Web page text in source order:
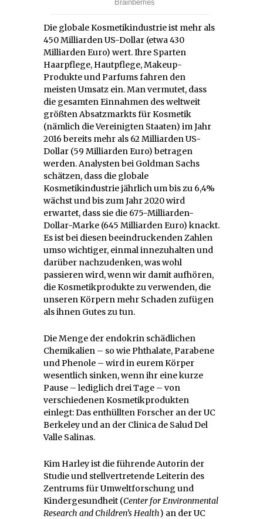
Die globale Kosmetikindustrie ist mehr als
450 Milliarden US-Dollar (etwa 430
Milliarden Euro) wert. Ihre Sparten
Haarpflege, Hautpflege, Makeup-
Produkte und Parfums fahren den
meisten Umsatz ein. Man vermutet, dass
die gesamten Einnahmen des weltweit
größten Absatzmarkts für Kosmetik
(nämlich die Vereinigten Staaten) im Jahr
2016 bereits mehr als 62 Milliarden US-
Dollar (59 Milliarden Euro) betragen
werden. Analysten bei Goldman Sachs
schätzen, dass die globale
Kosmetikindustrie jährlich um bis zu 6,4%
wächst und bis zum Jahr 2020 wird
erwartet, dass sie die 675-Milliarden-
Dollar-Marke (645 Milliarden Euro) knackt.
Es ist bei diesen beeindruckenden Zahlen
umso wichtiger, einmal innezuhalten und
darüber nachzudenken, was wohl
passieren wird, wenn wir damit aufhören,
die Kosmetikprodukte zu verwenden, die
unseren Körpern mehr Schaden zufügen
als ihnen Gutes zu tun.
Die Menge der endokrin schädlichen
Chemikalien – so wie Phthalate, Parabene
und Phenole – wird in eurem Körper
wesentlich sinken, wenn ihr eine kurze
Pause – lediglich drei Tage – von
verschiedenen Kosmetikprodukten
einlegt: Das enthüllten Forscher an der UC
Berkeley und an der Clinica de Salud Del
Valle Salinas.
Kim Harley ist die führende Autorin der
Studie und stellvertretende Leiterin des
Zentrums für Umweltforschung und
Kindergesundheit (Center for Environmental
Research and Children’s Health) an der UC